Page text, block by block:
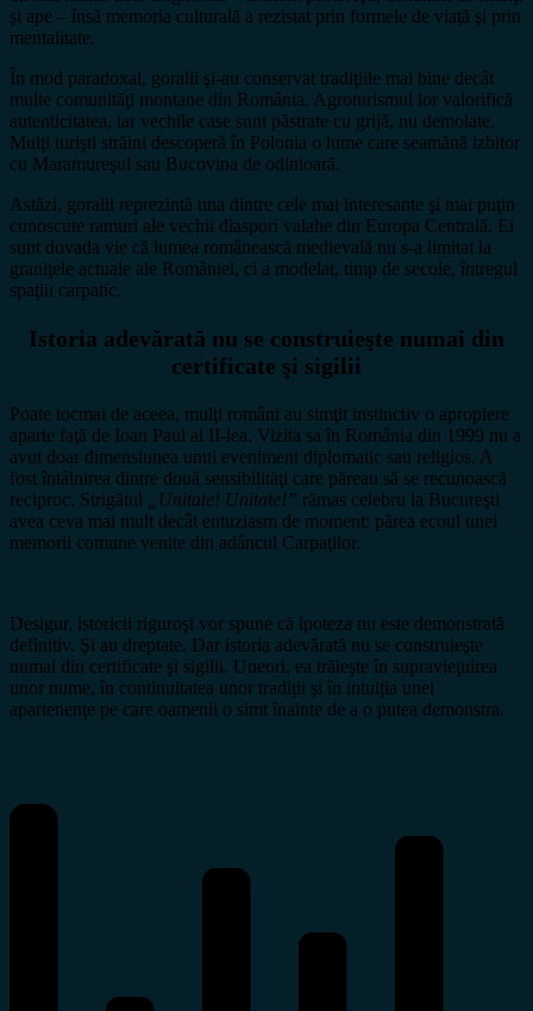
şi ape – însă memoria culturală a rezistat prin formele de viaţă şi prin
mentalitate.
În mod paradoxal, goralii şi-au conservat tradiţiile mai bine decât
multe comunităţi montane din România. Agroturismul lor valorifică
autenticitatea, iar vechile case sunt păstrate cu grijă, nu demolate.
Mulţi turişti străini descoperă în Polonia o lume care seamănă izbitor
cu Maramureşul sau Bucovina de odinioară.
Astăzi, goralii reprezintă una dintre cele mai interesante şi mai puţin
cunoscute ramuri ale vechii diaspori valahe din Europa Centrală. Ei
sunt dovada vie că lumea românească medievală nu s-a limitat la
graniţele actuale ale României, ci a modelat, timp de secole, întregul
spaţiu carpatic.
Istoria adevărată nu se construieşte numai din
certificate şi sigilii
Poate tocmai de aceea, mulţi români au simţit instinctiv o apropiere
aparte faţă de Ioan Paul al II-lea. Vizita sa în România din 1999 nu a
avut doar dimensiunea unui eveniment diplomatic sau religios. A
fost întâlnirea dintre două sensibilităţi care păreau să se recunoască
reciproc. Strigătul
„Unitate! Unitate!” rămas celebru la Bucureşti
avea ceva mai mult decât entuziasm de moment: părea ecoul unei
memorii comune venite din adâncul Carpaţilor.
Desigur, istoricii riguroşi vor spune că ipoteza nu este demonstrată
definitiv. Şi au dreptate. Dar istoria adevărată nu se construieşte
numai din certificate şi sigilii. Uneori, ea trăieşte în supravieţuirea
unor nume, în continuitatea unor tradiţii şi în intuiţia unei
apartenenţe pe care oamenii o simt înainte de a o putea demonstra.